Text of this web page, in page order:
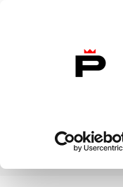
Etusivu